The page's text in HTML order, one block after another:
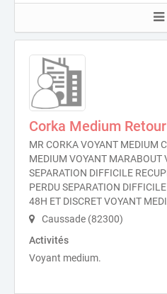
Corka Medium
MR CORKA VOYANT MEDIUM
MEDIUM VOYANT MARABOUT
SEPARATION DIFFICILE
PERDU SEPARATION
48H ET DISCRET VOYANT
Caussade (82300)
Activités
Voyant medium.